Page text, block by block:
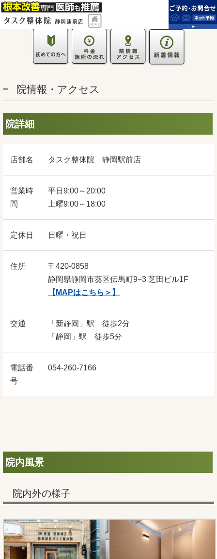
院情報・アクセス
院詳細
店舗名 タスク整体院 静岡駅前店
営業時
間
平日9:00～20:00
土曜9:00～18:00
定休日 日曜・祝日
住所
〒420-0858
静岡県静岡市葵区伝馬町9−3 芝田ビル1F
【MAPはこちら＞】
交通
「新静岡」駅 徒歩2分
「静岡」駅 徒歩5分
電話番
号
054‐260‐7166
院内風景
院内外の様子